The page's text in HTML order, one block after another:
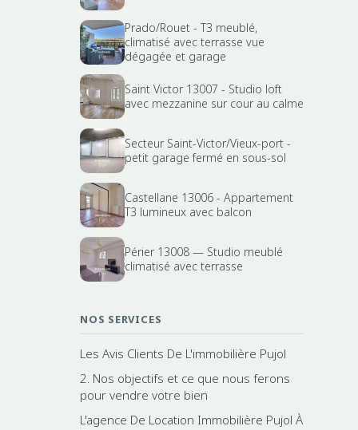
Prado/Rouet - T3 meublé,
climatisé avec terrasse vue
dégagée et garage
Saint Victor 13007 - Studio loft
avec mezzanine sur cour au calme
Secteur Saint-Victor/Vieux-port -
petit garage fermé en sous-sol
Castellane 13006 - Appartement
T3 lumineux avec balcon
Périer 13008 — Studio meublé
climatisé avec terrasse
NOS SERVICES
Les Avis Clients De L'immobilière Pujol
2. Nos objectifs et ce que nous ferons
pour vendre votre bien
L'agence De Location Immobilière Pujol À